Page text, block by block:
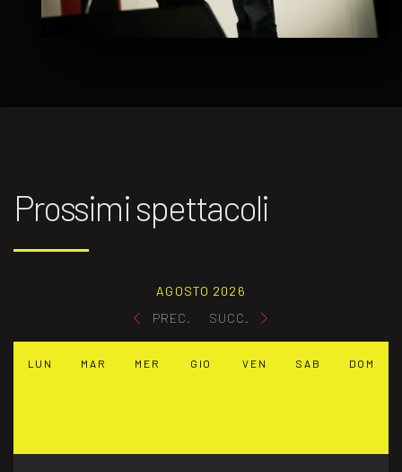
Prossimi spettacoli
PREC.
AGOSTO 2026
SUCC.
LUN MAR MER GIO VEN SAB DOM